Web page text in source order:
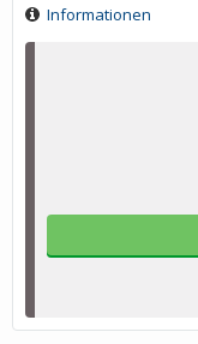
Informationen